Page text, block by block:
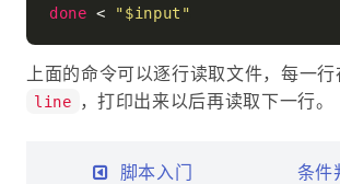
done < "$input "
上面的命令可以逐行读取文件，每一
line ，打印出来以后再读取下一行。
脚本入门 条件